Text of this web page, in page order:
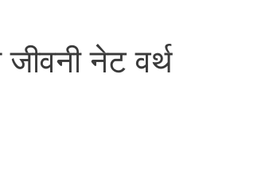
नेट वर्थ